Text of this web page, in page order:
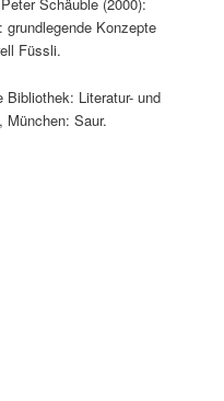
Schäuble (2000):
Konzepte
Füssli.
Bibliothek: Literatur- und
München: Saur.